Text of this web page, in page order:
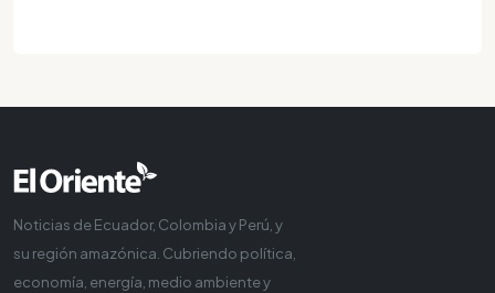
Noticias de Ecuador, Colombia y Perú, y
su región amazónica. Cubriendo política,
economía, energía, medio ambiente y